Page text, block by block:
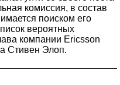
комиссия, в состав
поиском его
вероятных
компании Ericsson
Стивен Элоп.